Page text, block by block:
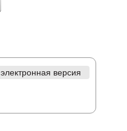
электронная версия